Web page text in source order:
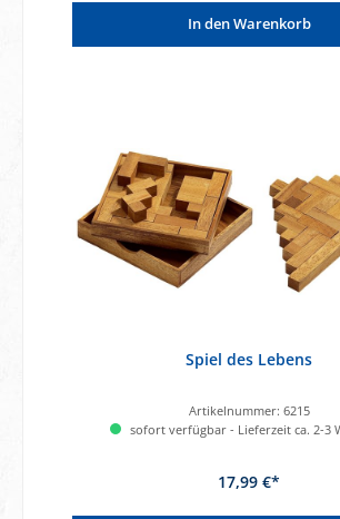
In den Warenkorb
Spiel des Lebens
Artikelnummer: 6215
sofort verfügbar - Lieferzeit ca. 2-3
17,99 €*